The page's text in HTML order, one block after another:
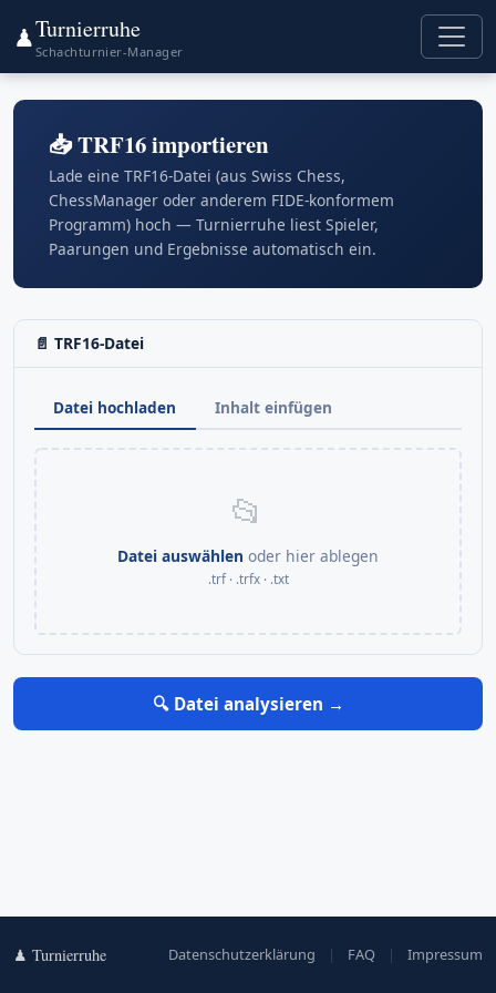
♟Turnierruhe
Schachturnier-Manager
📥 TRF16 importieren
Lade eine TRF16-Datei (aus Swiss Chess,
ChessManager oder anderem FIDE-konformem
Programm) hoch — Turnierruhe liest Spieler,
Paarungen und Ergebnisse automatisch ein.
📄 TRF16-Datei
Datei hochladen Inhalt einfügen
📂
Datei auswählen oder hier ablegen
.trf · .trfx · .txt
🔍 Datei analysieren →
♟ Turnierruhe Datenschutzerklärung | FAQ | Impressum